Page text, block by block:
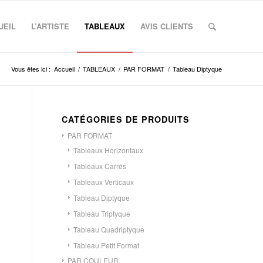
L’ARTISTE TABLEAUX AVIS CLIENTS
Vous êtes ici : Accueil / TABLEAUX / PAR FORMAT / Tableau Diptyque
CATÉGORIES DE PRODUITS
PAR FORMAT
Tableaux Horizontaux
Tableaux Carrés
Tableaux Verticaux
Tableau Diptyque
Tableau Triptyque
Tableau Quadriptyque
Tableau Petit Format
PAR COULEUR